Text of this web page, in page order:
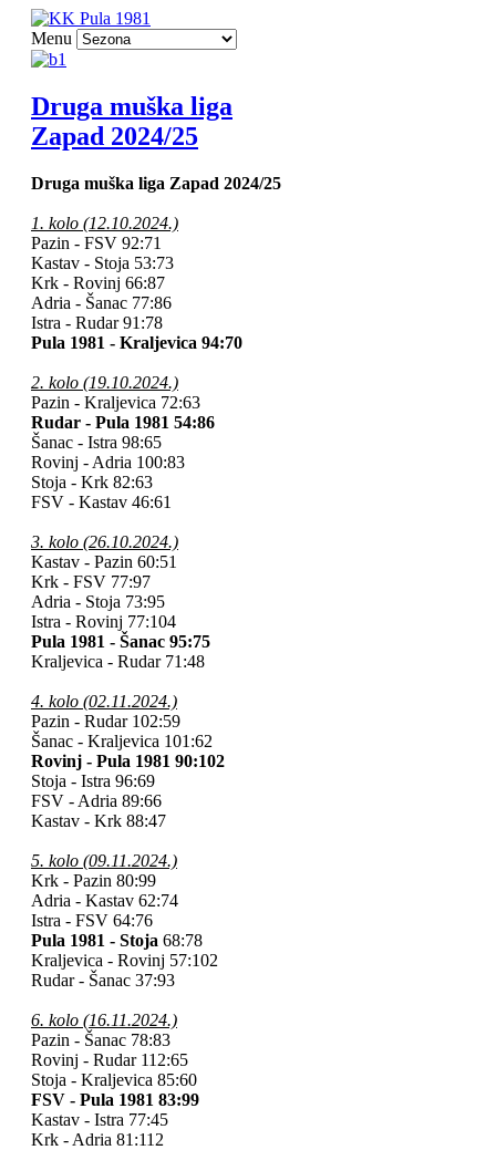
Menu
Druga muška liga
Zapad 2024/25
Druga muška liga Zapad 2024/25
1. kolo (12.10.2024.)
Pazin - FSV 92:71
Kastav - Stoja 53:73
Krk - Rovinj 66:87
Adria - Šanac 77:86
Istra - Rudar 91:78
Pula 1981 - Kraljevica 94:70
2. kolo (19.10.2024.)
Pazin - Kraljevica 72:63
Rudar - Pula 1981 54:86
Šanac - Istra 98:65
Rovinj - Adria 100:83
Stoja - Krk 82:63
FSV - Kastav 46:61
3. kolo (26.10.2024.)
Kastav - Pazin 60:51
Krk - FSV 77:97
Adria - Stoja 73:95
Istra - Rovinj 77:104
Pula 1981 - Šanac 95:75
Kraljevica - Rudar 71:48
4. kolo (02.11.2024.)
Pazin - Rudar 102:59
Šanac - Kraljevica 101:62
Rovinj - Pula 1981 90:102
Stoja - Istra 96:69
FSV - Adria 89:66
Kastav - Krk 88:47
5. kolo (09.11.2024.)
Krk - Pazin 80:99
Adria - Kastav 62:74
Istra - FSV 64:76
Pula 1981 - Stoja 68:78
Kraljevica - Rovinj 57:102
Rudar - Šanac 37:93
6. kolo (16.11.2024.)
Pazin - Šanac 78:83
Rovinj - Rudar 112:65
Stoja - Kraljevica 85:60
FSV - Pula 1981 83:99
Kastav - Istra 77:45
Krk - Adria 81:112